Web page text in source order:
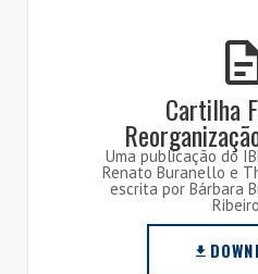
Cartilha
Uma publicação do
Renato Buranello e
escrita por Bárbara